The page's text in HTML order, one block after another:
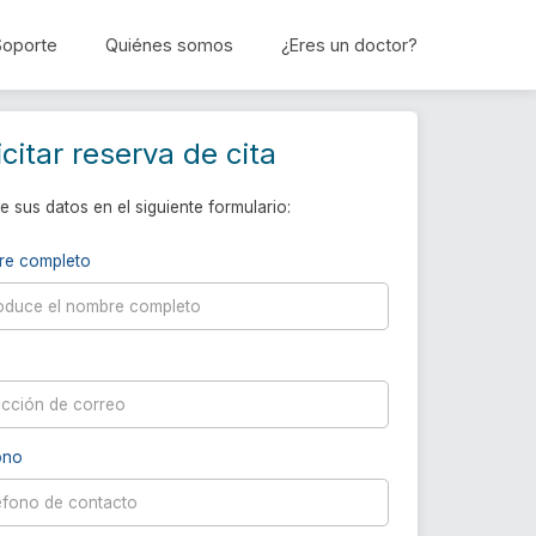
Quiénes somos ¿Eres un doctor?
Reservar cita
reserva de cita
sus datos en el siguiente formulario:
completo